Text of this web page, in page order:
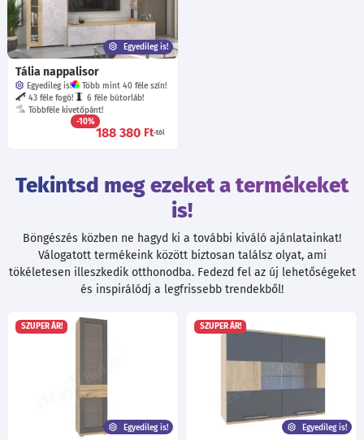
Egyedileg is!
Tália nappalisor
Egyedileg is!
Több mint 40 féle szín!
43 féle fogó!
6 féle bútorláb!
Többféle kivetőpánt!
-10%
188 380 Ft-tól
Tekintsd meg ezeket a termékeket
is!
Böngészés közben ne hagyd ki a további kiváló ajánlatainkat!
Válogatott termékeink között biztosan találsz olyat, ami
tökéletesen illeszkedik otthonodba. Fedezd fel az új lehetőségeket
és inspirálódj a legfrissebb trendekből!
SZUPER ÁR!
Egyedileg is!
SZUPER ÁR!
Egyedileg is!